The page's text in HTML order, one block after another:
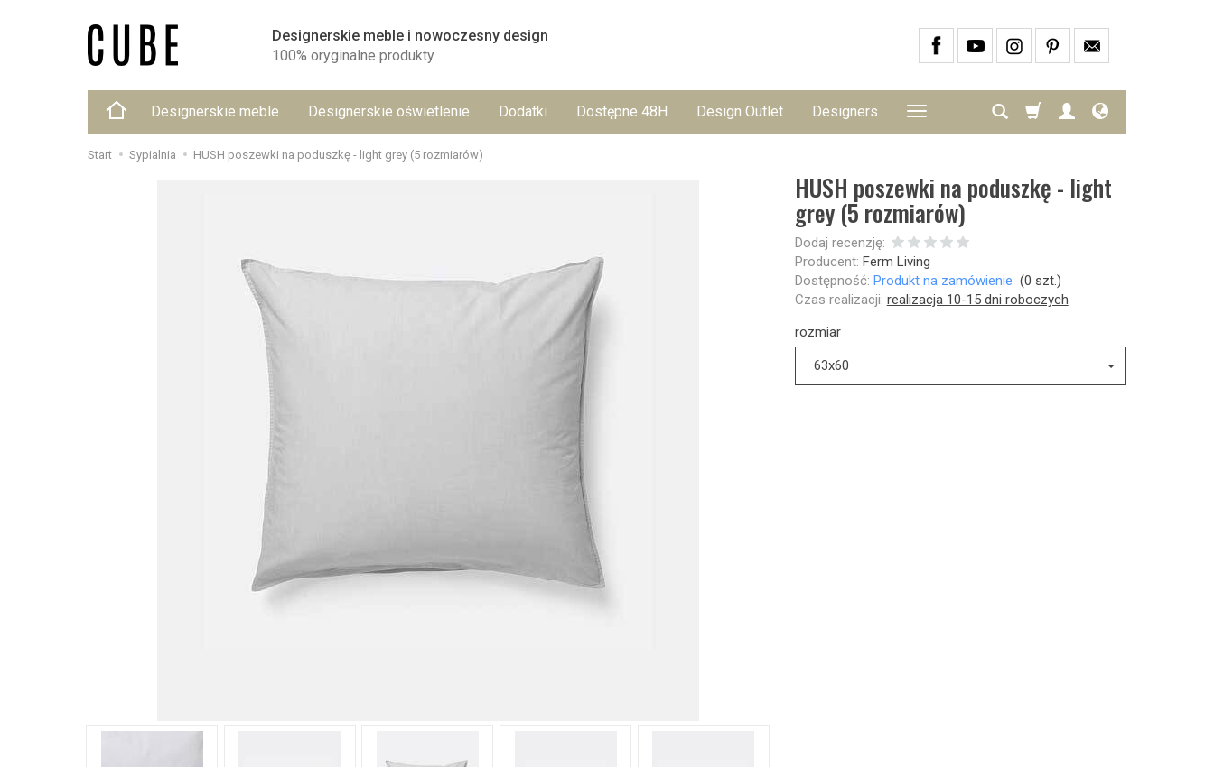
Designerskie meble i nowoczesny design
100% oryginalne produkty
Designerskie meble Designerskie oświetlenie Dodatki Dostępne 48H Design Outlet Designers
Start Sypialnia HUSH poszewki na poduszkę - light grey (5 rozmiarów)
HUSH poszewki na poduszkę - light
grey (5 rozmiarów)
Dodaj recenzję:
Producent: Ferm Living
Dostępność: Produkt na zamówienie (0 szt.)
Czas realizacji: realizacja 10-15 dni roboczych
rozmiar
63x60